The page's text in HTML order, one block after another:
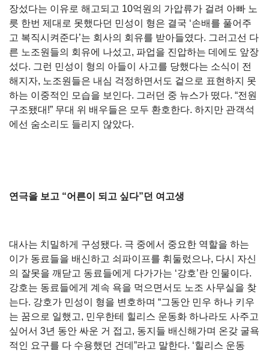
장섰다는 이유로 해고되고 10억원의 가압류가 걸려 아빠 노
릇 한번 제대로 못했다던 민성이 형은 결국 ‘손배를 풀어주
고 복직시켜준다’는 회사의 회유를 받아들였다. 그러고선 다
른 노조원들의 회유에 나섰고, 파업을 진압하는 데에도 앞장
섰다. 그런 민성이 형의 아들이 사고를 당했다는 소식이 전
해지자, 노조원들은 내심 걱정하면서도 겉으로 표현하지 못
하는 이중적인 모습을 보인다. 그러던 중 뉴스가 떴다. “전원
구조됐대!” 무대 위 배우들은 모두 환호한다. 하지만 관객석
에선 숨소리도 들리지 않았다.
연극을 보고 “어른이 되고 싶다”던 여고생
대사는 치밀하게 구성됐다. 극 중에서 중요한 역할을 하는
이가 동료들을 배신하고 쇠파이프를 휘둘렀으나, 다시 자신
의 잘못을 깨닫고 동료들에게 다가가는 ‘강호’란 인물이다.
강호는 동료들에게 계속 욕을 먹으면서도 노조 사무실을 찾
는다. 강호가 민성이 형을 변호하며 “그동안 민우 하나 키우
는 꿈으로 일했고, 민우한테 힐리스 운동화 하나라도 사주고
싶어서 3년 동안 싸운 거 접고, 동지들 배신해가며 온갖 굴욕
적인 요구를 다 수용했던 건데”라고 말한다. ‘힐리스 운동